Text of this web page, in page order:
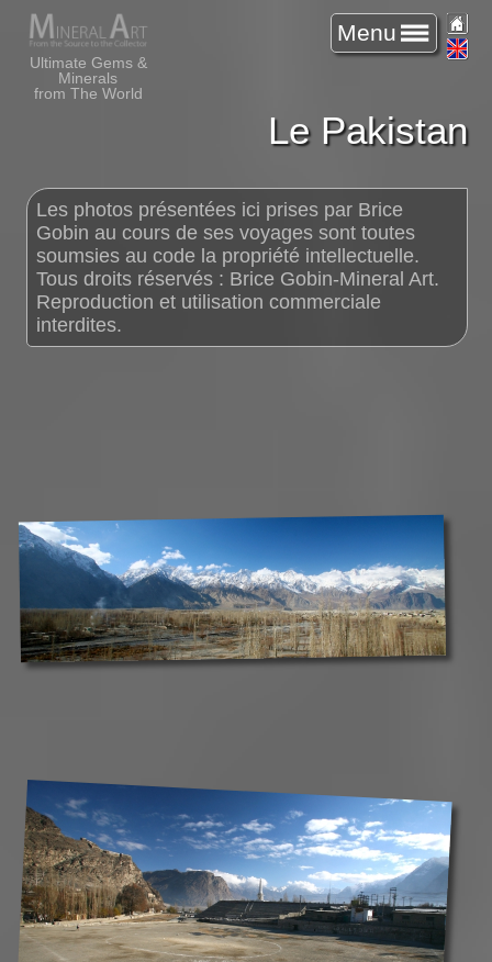
Ultimate Gems &
Minerals
from The World
Menu
Le Pakistan
Les photos présentées ici prises par Brice
Gobin au cours de ses voyages sont toutes
soumsies au code la propriété intellectuelle.
Tous droits réservés : Brice Gobin-Mineral Art.
Reproduction et utilisation commerciale
interdites.